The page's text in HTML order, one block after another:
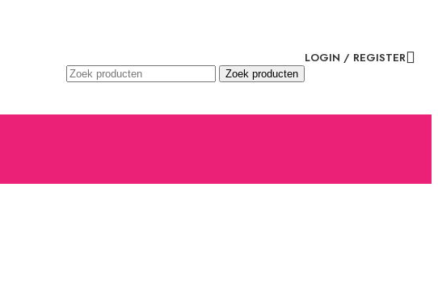
Zoek producten
LOGIN / REGISTER